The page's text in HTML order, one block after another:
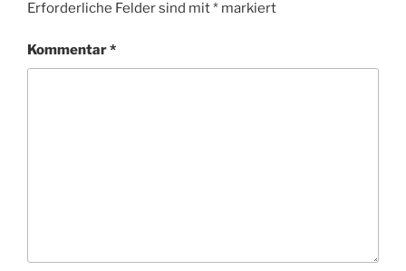
Erforderliche Felder sind mit* markiert
Kommentar*